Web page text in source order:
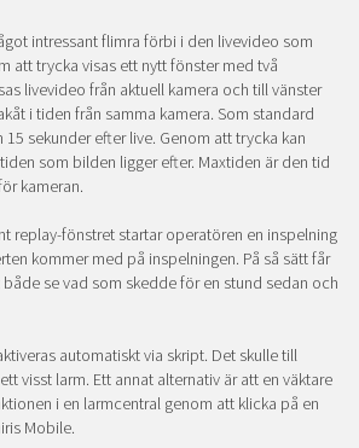
intressant flimra förbi i den livevideo som
att trycka visas ett nytt fönster med två
livevideo från aktuell kamera och till vänster
i tiden från samma kamera. Som standard
sekunder efter live. Genom att trycka kan
som bilden ligger efter. Maxtiden är den tid
kameran.
replay-fönstret startar operatören en inspelning
kommer med på inspelningen. På så sätt får
se vad som skedde för en stund sedan och
automatiskt via skript. Det skulle till
visst larm. Ett annat alternativ är att en väktare
i en larmcentral genom att klicka på en
Mobile.